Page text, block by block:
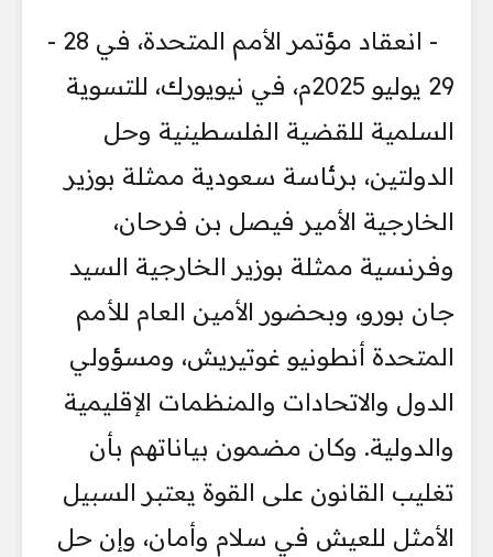
- انعقاد مؤتمر الأمم المتحدة، في 28 -
29 يوليو 2025م، في نيويورك، للتسوية
السلمية للقضية الفلسطينية وحل
الدولتين، برئاسة سعودية ممثلة بوزير
الخارجية الأمير فيصل بن فرحان،
وفرنسية ممثلة بوزير الخارجية السيد
جان بورو، وبحضور الأمين العام للأمم
المتحدة أنطونيو غوتيريش، ومسؤولي
الدول والاتحادات والمنظمات الإقليمية
والدولية. وكان مضمون بياناتهم بأن
تغليب القانون على القوة يعتبر السبيل
الأمثل للعيش في سلام وأمان، وإن حل